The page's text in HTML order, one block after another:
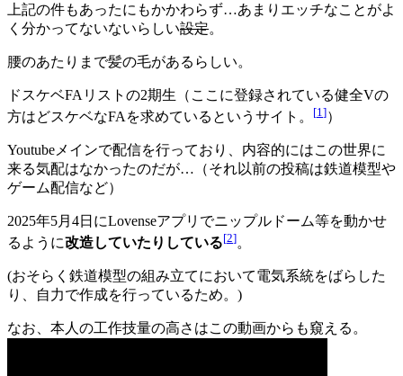
上記の件もあったにもかかわらず…あまりエッチなことがよ
く分かってないないらしい設定。
腰のあたりまで髪の毛があるらしい。
ドスケベFAリストの2期生（ここに登録されている健全Vの
方はどスケベなFAを求めているというサイト。
[1 ]）
Youtubeメインで配信を行っており、内容的にはこの世界に
来る気配はなかったのだが…（それ以前の投稿は鉄道模型や
ゲーム配信など）
2025年5月4日にLovenseアプリでニップルドーム等を動かせ
るように改造していたりしている[2]。
(おそらく鉄道模型の組み立てにおいて電気系統をばらした
り、自力で作成を行っているため。)
なお、本人の工作技量の高さはこの動画からも窺える。